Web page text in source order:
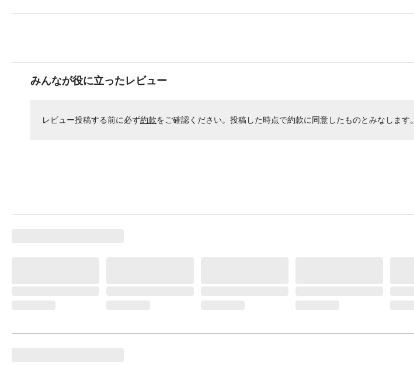
みんなが役に立ったレビュー
レビュー投稿する前に必ず約款をご確認ください。投稿した時点で約款に同意したものとみなします。